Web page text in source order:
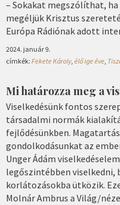
– Sokakat megszólíthat,
megéljük Krisztus
Európa Rádiónak adott
2024. január 9.
címkék: Fekete Károly, élő ige éve
Mi határozza meg a
Viselkedésünk fontos
társadalmi normák
fejlődésünkben.
gondolkodásunkat az
Unger Ádám
legőszintébben viselkedni,
korlátozásokba ütközik.
Molnár Ambrus a Világ/